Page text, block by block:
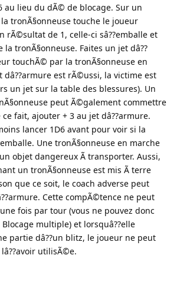
au lieu du dÃ© de blocage. Sur un
tronÃ§onneuse touche le joueur
rÃ©sultat de 1, celle-ci sâ??emballe et
tronÃ§onneuse. Faites un jet dâ??
touchÃ© par la tronÃ§onneuse en
dâ??armure est rÃ©ussi, la victime est
un jet sur la table des blessures). Un
peut Ã©galement commettre
fait, ajouter + 3 au jet dâ??armure.
lancer 1D6 avant pour voir si la
Une tronÃ§onneuse en marche
objet dangereux Ã transporter. Aussi,
un tronÃ§onneuse est mis Ã terre
que ce soit, le coach adverse peut
Cette compÃ©tence ne peut
fois par tour (vous ne pouvez donc
Blocage multiple) et lorsquâ??elle
partie dâ??un blitz, le joueur ne peut
utilisÃ©e.